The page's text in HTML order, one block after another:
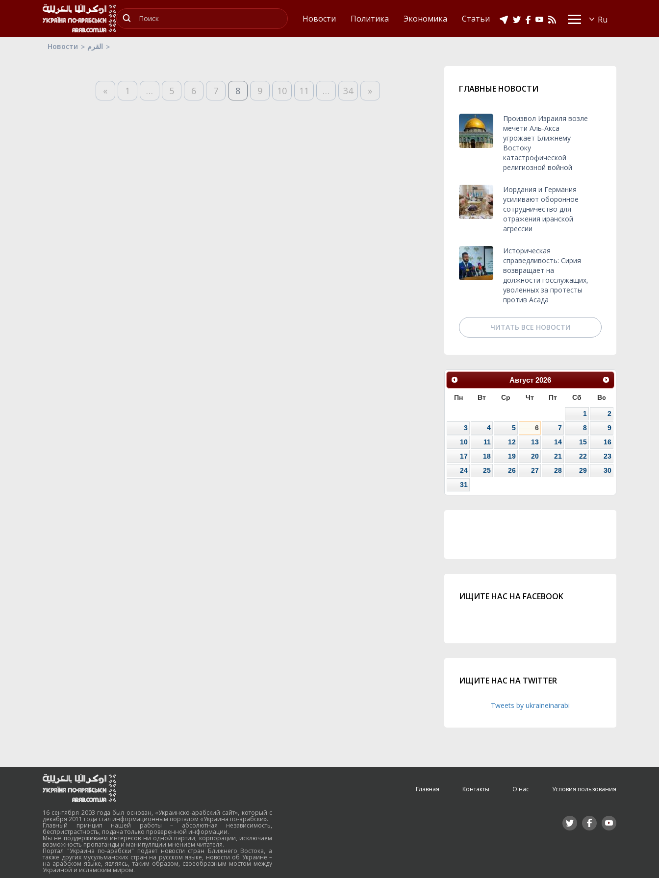
Новости Политика Экономика Статьи
Новости القرم
« 1 … 5 6 7 8 9 10 11 … 34 » ГЛАВНЫЕ НОВОСТИ
Произвол Израиля возле
мечети Аль-Акса
угрожает Ближнему
Востоку
катастрофической
религиозной войной
Иордания и Германия
усиливают оборонное
сотрудничество для
отражения иранской
агрессии
Историческая
справедливость: Сирия
возвращает на
должности госслужащих,
уволенных за протесты
против Асада
ЧИТАТЬ ВСЕ НОВОСТИ
Август 2026
Пн Вт Ср Чт Пт Сб Вс
1
2
3
4 5 6 7 8
9
10
11 12 13 14 15
16
17
18 19 20 21 22
23
24
25 26 27 28 29
30
31
ИЩИТЕ НАС НА FACEBOOK
ИЩИТЕ НАС НА TWITTER
Tweets by ukraineinarabi
16 сентября 2003 года был основан, «Украинско-арабский сайт», который с
декабря 2011 года стал информационным порталом «Украина по-арабски».
Главный принцип нашей работы – абсолютная независимость,
беспристрастность, подача только проверенной информации.
Мы не поддерживаем интересов ни одной партии, корпорации, исключаем
возможность пропаганды и манипуляции мнением читателя.
Портал "Украина по-арабски" подает новости стран Ближнего Востока, а
также других мусульманских стран на русском языке, новости об Украине –
на арабском языке, являясь, таким образом, своеобразным мостом между
Украиной и исламским миром.
Главная Контакты О нас Условия пользования